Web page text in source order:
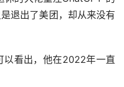
退出了美团，却从来没有
以看出，他在2022年一直